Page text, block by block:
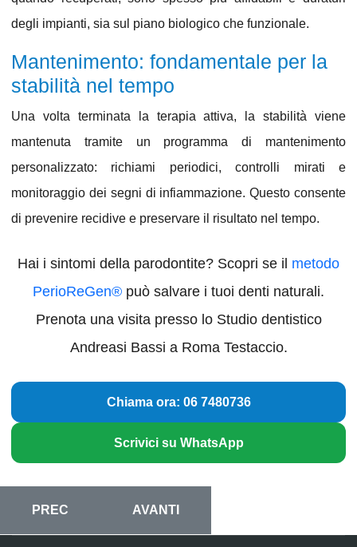
degli impianti, sia sul piano biologico che funzionale.
Mantenimento: fondamentale per la
stabilità nel tempo
Una volta terminata la terapia attiva, la stabilità viene
mantenuta tramite un programma di mantenimento
personalizzato: richiami periodici, controlli mirati e
monitoraggio dei segni di infiammazione. Questo consente
di prevenire recidive e preservare il risultato nel tempo.
Hai i sintomi della parodontite? Scopri se il metodo
PerioReGen® può salvare i tuoi denti naturali.
Prenota una visita presso lo Studio dentistico
Andreasi Bassi a Roma Testaccio.
Chiama ora: 06 7480736
Scrivici su WhatsApp
ARTICOLO PRECEDENTE: PARODONTITE ROMA
PREC ARTICOLO SUCCESSIVO:
AVANTI